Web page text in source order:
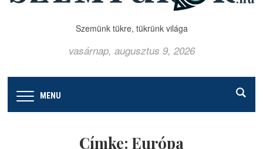
Szemünk tükre, tükrünk világa
vasárnap, augusztus 9, 2026
MENU
Címke: Európa